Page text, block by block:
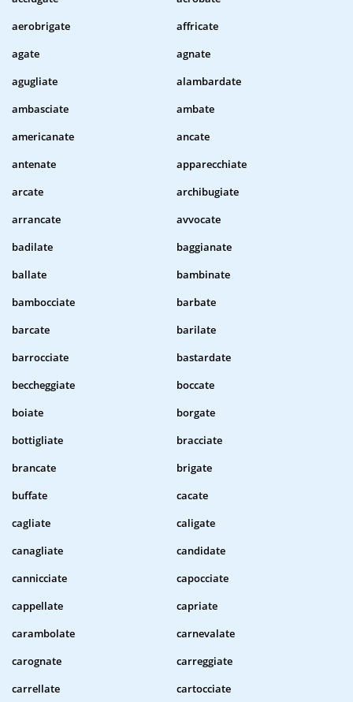
aerobrigate
affricate
agate
agnate
agugliate
alambardate
ambasciate
ambate
americanate
ancate
antenate
apparecchiate
arcate
archibugiate
arrancate
avvocate
badilate
baggianate
ballate
bambinate
bambocciate
barbate
barcate
barilate
barrocciate
bastardate
beccheggiate
boccate
boiate
borgate
bottigliate
bracciate
brancate
brigate
buffate
cacate
cagliate
caligate
canagliate
candidate
cannicciate
capocciate
cappellate
capriate
carambolate
carnevalate
carognate
carreggiate
carrellate
cartocciate